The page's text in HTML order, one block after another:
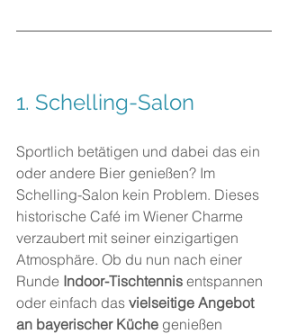
1. Schelling-Salon
Sportlich betätigen und dabei das ein
oder andere Bier genießen? Im
Schelling-Salon kein Problem. Dieses
historische Café im Wiener Charme
verzaubert mit seiner einzigartigen
Atmosphäre. Ob du nun nach einer
Runde Indoor-Tischtennis entspannen
oder einfach das vielseitige Angebot
an bayerischer Küche genießen